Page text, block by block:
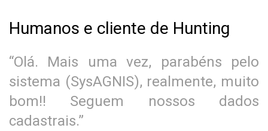
Humanos e cliente de Hunting
“Olá. Mais uma vez, parabéns pelo
sistema (SysAGNIS), realmente, muito
bom!! Seguem nossos dados
cadastrais.”